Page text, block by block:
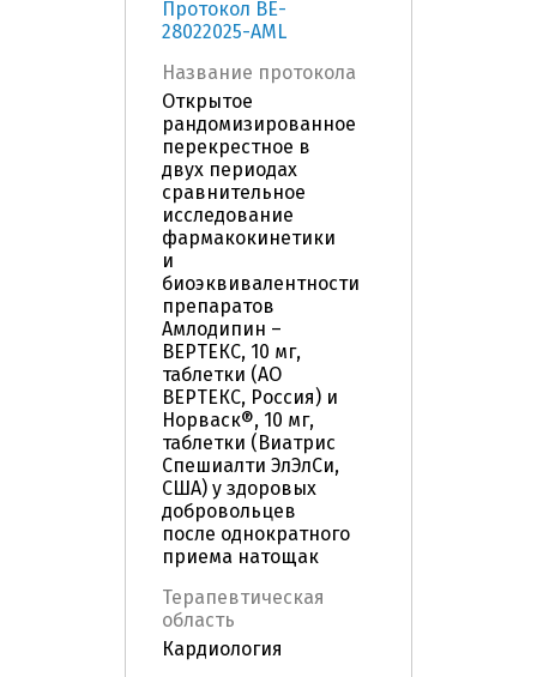
Протокол BE-
28022025-AML
Название протокола
Открытое
рандомизированное
перекрестное в
двух периодах
сравнительное
исследование
фармакокинетики
и
биоэквивалентности
препаратов
Амлодипин –
ВЕРТЕКС, 10 мг,
таблетки (АО
ВЕРТЕКС, Россия) и
Норваск®, 10 мг,
таблетки (Виатрис
Спешиалти ЭлЭлСи,
США) у здоровых
добровольцев
после однократного
приема натощак
Терапевтическая
область
Кардиология